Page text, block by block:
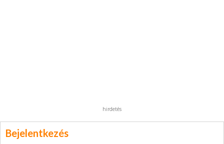
hirdetés
Bejelentkezés